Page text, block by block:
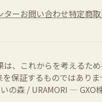
ターお問い合わせ特定商
は、これからを考えるた
を保証するものではありま
の森 / URAMORI — GXO